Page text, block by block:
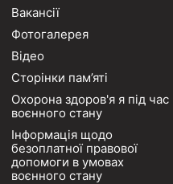
Вакансії
Фотогалерея
Відео
Сторінки пам’яті
Охорона здоров'я я під час
воєнного стану
Інформація щодо
безоплатної правової
допомоги в умовах
воєнного стану